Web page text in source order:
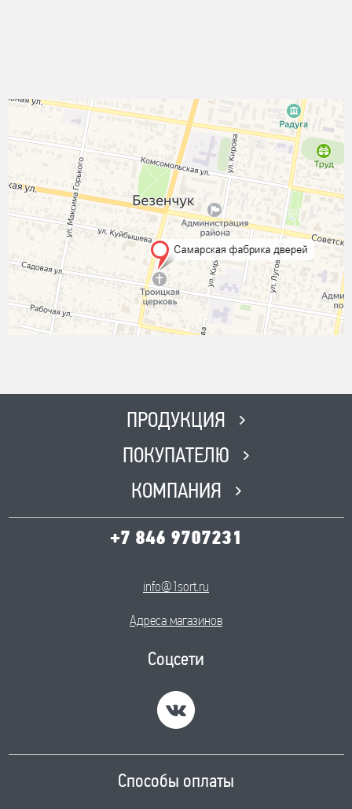
ПРОДУКЦИЯ
ПОКУПАТЕЛЮ
КОМПАНИЯ
+7 846 9707231
info@1sort.ru
Адреса магазинов
Соцсети
Способы оплаты